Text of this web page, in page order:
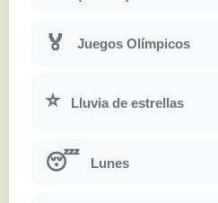
🏅 Juegos Olímpicos
⭐ Lluvia de estrellas
😴 Lunes